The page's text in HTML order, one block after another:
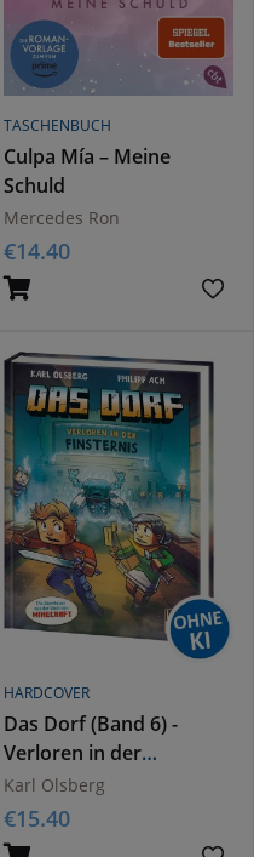
TASCHENBUCH
Culpa Mía – Meine
Schuld
Mercedes Ron
€14.40
HARDCOVER
Das Dorf (Band 6) -
Verloren in der
Finsternis
Karl Olsberg
€15.40